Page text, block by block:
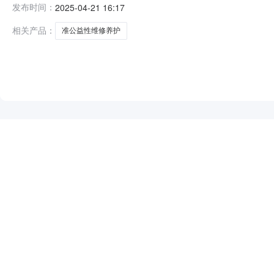
具有有效的营业执照。2.本项目不接受联合体投标。三
取。四
发布时间： 2025-04-21 16:17
相关产品：
准公益性维修养护